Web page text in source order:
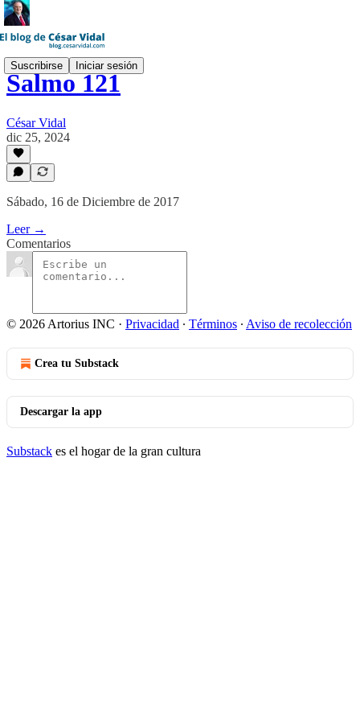
Suscribirse Iniciar sesión
Salmo 121
César Vidal
dic 25, 2024
Sábado, 16 de Diciembre de 2017
Leer →
Comentarios
© 2026 Artorius INC · Privacidad ∙ Términos ∙ Aviso de recolección
Crea tu Substack
Descargar la app
Substack es el hogar de la gran cultura